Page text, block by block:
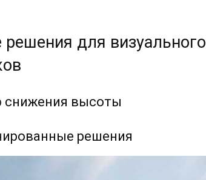
для визуального
снижения высоты
решения